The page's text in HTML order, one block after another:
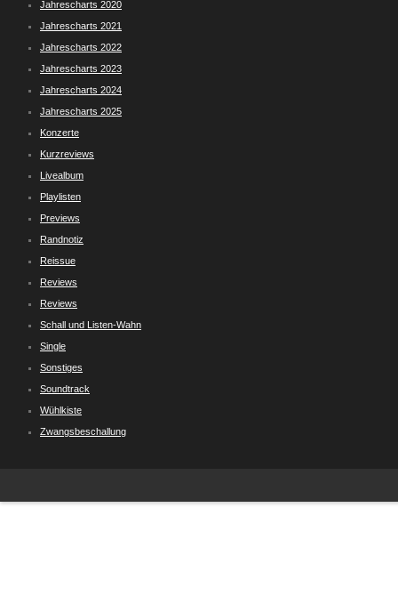
Jahrescharts 2020
Jahrescharts 2021
Jahrescharts 2022
Jahrescharts 2023
Jahrescharts 2024
Jahrescharts 2025
Konzerte
Kurzreviews
Livealbum
Playlisten
Previews
Randnotiz
Reissue
Reviews
Reviews
Schall und Listen-Wahn
Single
Sonstiges
Soundtrack
Wühlkiste
Zwangsbeschallung